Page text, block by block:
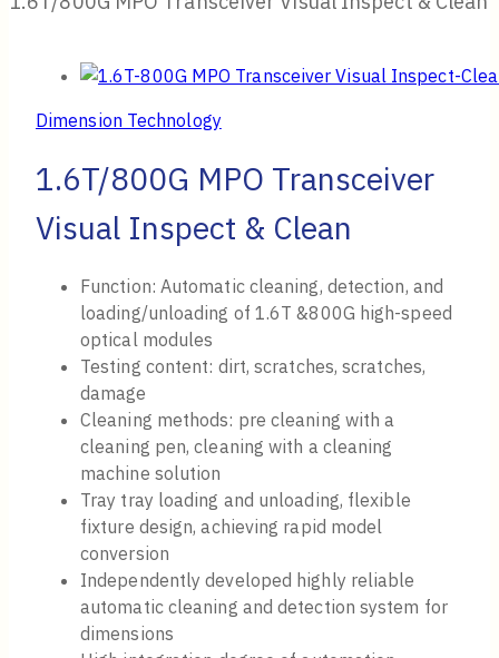
Dimension Technology
1.6T/800G MPO Transceiver
Visual Inspect & Clean
Function: Automatic cleaning, detection, and
loading/unloading of 1.6T &800G high-speed
optical modules
Testing content: dirt, scratches, scratches,
damage
Cleaning methods: pre cleaning with a
cleaning pen, cleaning with a cleaning
machine solution
Tray tray loading and unloading, flexible
fixture design, achieving rapid model
conversion
Independently developed highly reliable
automatic cleaning and detection system for
dimensions